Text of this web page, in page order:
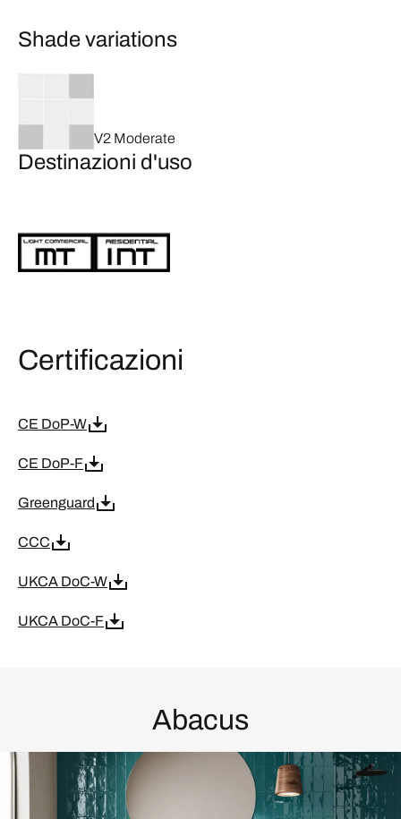
Shade variations
V2 Moderate
Destinazioni d'uso
Certificazioni
CE DoP-W
CE DoP-F
Greenguard
CCC
UKCA DoC-W
UKCA DoC-F
Abacus